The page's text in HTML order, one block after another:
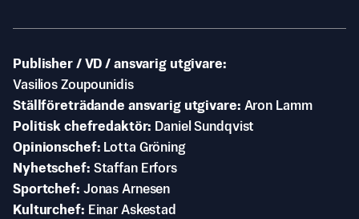
Publisher / VD / ansvarig utgivare
Vasilios Zoupounidis
Ställföreträdande ansvarig utgivare Aron Lamm
Politisk chefredaktör
Daniel Sundqvist
Opinionschef
Lotta Gröning
Nyhetschef Staffan Erfors
Sportchef Jonas Arnesen
Kulturchef
Einar Askestad